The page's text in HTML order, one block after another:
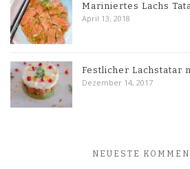
Mariniertes Lachs
April 13, 2018
Festlicher Lachstatar
Dezember 14, 2017
NEUESTE